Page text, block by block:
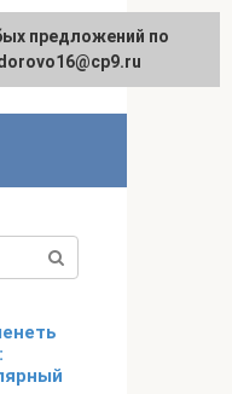
English
предложений по